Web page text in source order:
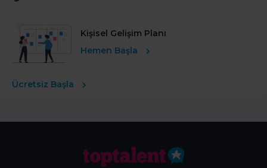
Kişisel Gelişim Planı
Hemen Başla
Ücretsiz Başla